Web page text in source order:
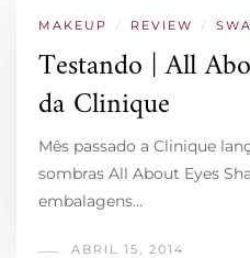
MAKEUP / REVIEW /
Testando | All
da Clinique
Mês passado a Clinique
sombras All About Eyes
embalagens…
ABRIL 15, 2014